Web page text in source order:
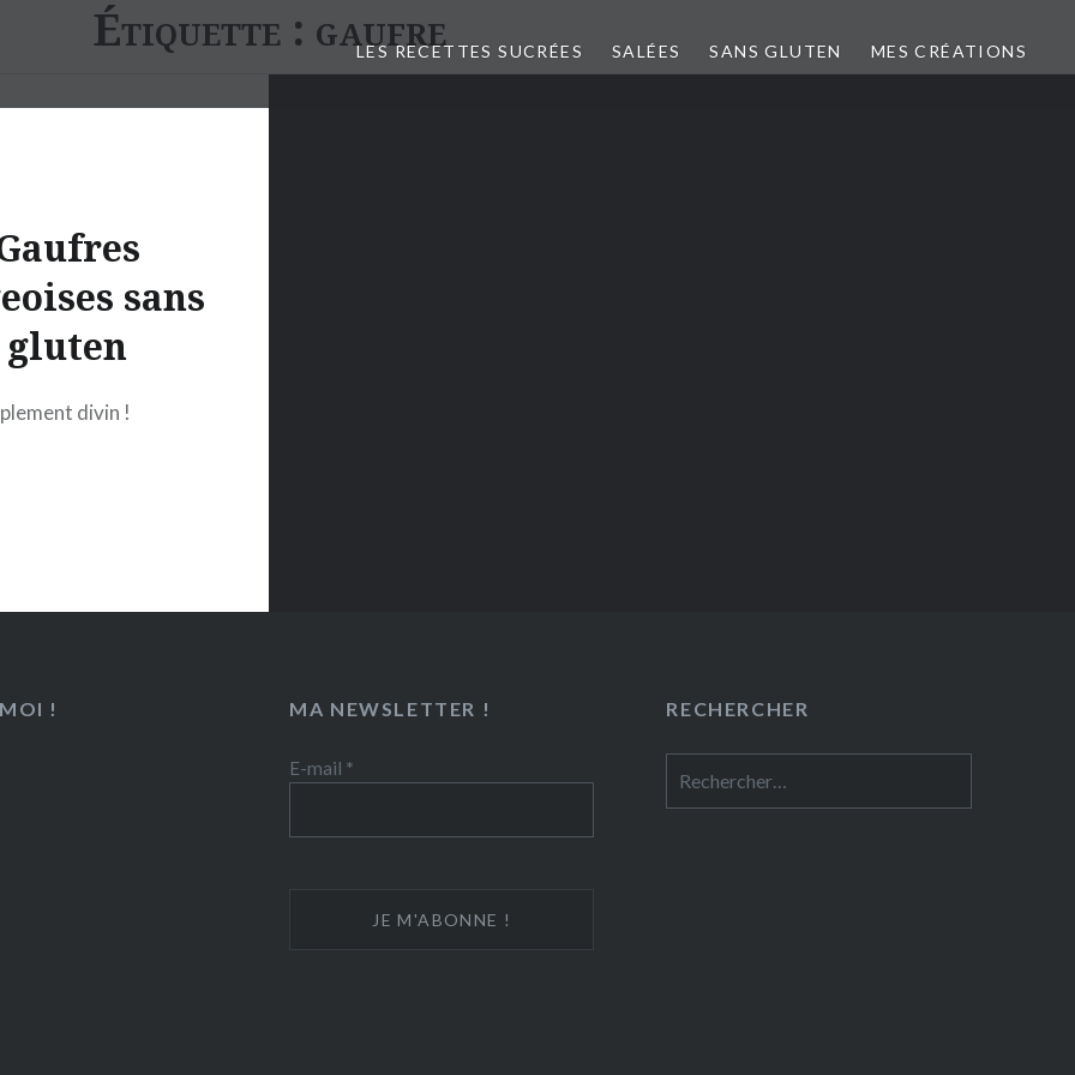
LES RECETTES SUCRÉES SALÉES SANS GLUTEN MES CRÉATIONS
Étiquette : gaufre
sans
gluten
divin !
! MA NEWSLETTER !
E-mail *
RECHERCHER